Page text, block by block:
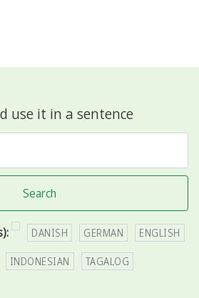
use it in a sentence
Search
DANISH GERMAN ENGLISH
INDONESIAN TAGALOG